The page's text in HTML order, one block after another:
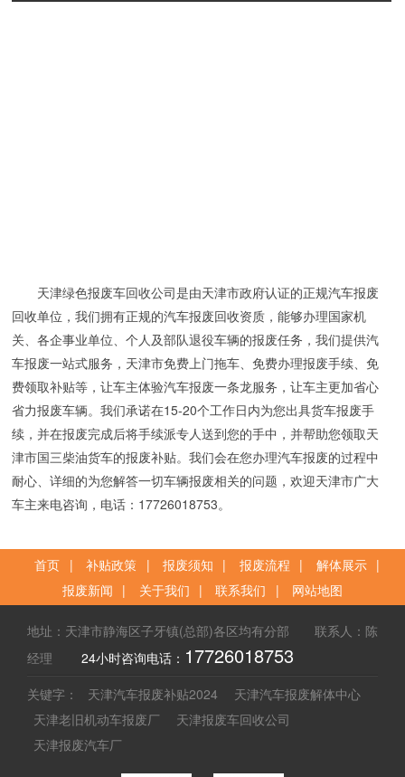
天津绿色报废车回收公司是由天津市政府认证的正规汽车报废
回收单位，我们拥有正规的汽车报废回收资质，能够办理国家机
关、各企事业单位、个人及部队退役车辆的报废任务，我们提供汽
车报废一站式服务，天津市免费上门拖车、免费办理报废手续、免
费领取补贴等，让车主体验汽车报废一条龙服务，让车主更加省心
省力报废车辆。我们承诺在15-20个工作日内为您出具货车报废手
续，并在报废完成后将手续派专人送到您的手中，并帮助您领取天
津市国三柴油货车的报废补贴。我们会在您办理汽车报废的过程中
耐心、详细的为您解答一切车辆报废相关的问题，欢迎天津市广大
车主来电咨询，电话：17726018753。
首页 | 补贴政策 | 报废须知 | 报废流程 | 解体展示 |
报废新闻 | 关于我们 | 联系我们 | 网站地图
地址：天津市静海区子牙镇(总部)各区均有分部 联系人：陈
经理
24小时咨询电话： 17726018753
关键字： 天津汽车报废补贴2024
天津汽车报废解体中心
天津老旧机动车报废厂
天津报废车回收公司
天津报废汽车厂